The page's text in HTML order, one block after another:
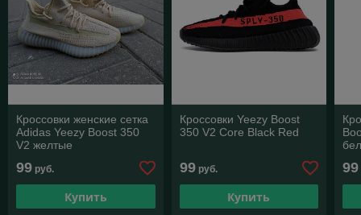
Кроссовки женские сетка
Adidas Yeezy Boost 350
V2 желтые
99 руб.
Купить
Кроссовки Yeezy Boost
350 V2 Core Black Red
99руб.
Купить
99